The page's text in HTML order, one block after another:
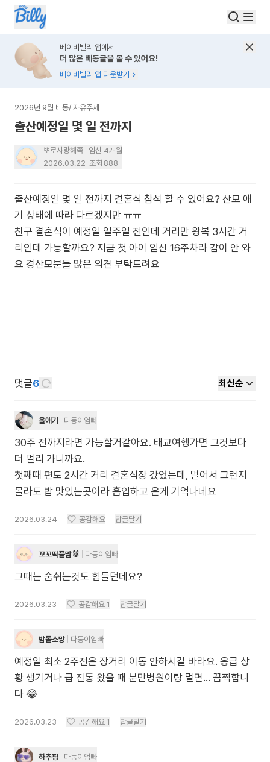
베이비빌리 앱에서
더 많은 베동글을 볼 수 있어요!
베이비빌리 앱 다운받기
2026년 9월 베동/ 자유주제
출산예정일 몇 일 전까지
뽀로사랑해쪽
임신 4개월
2026.03.22 조회 888
출산예정일 몇 일 전까지 결혼식 참석 할 수 있어요? 산모 애
기 상태에 따라 다르겠지만 ㅠㅠ
친구 결혼식이 예정일 일주일 전인데 거리만 왕복 3시간 거
리인데 가능할까요? 지금 첫 아이 임신 16주차라 감이 안 와
요 경산모분들 많은 의견 부탁드려요
댓글6 최신순
울애기 다둥이엄빠
30주 전까지라면 가능할거같아요. 태교여행가면 그것보다
더 멀리 가니까요.
첫째때 편도 2시간 거리 결혼식장 갔었는데, 멀어서 그런지
몰라도 밥 맛있는곳이라 흡입하고 온게 기억나네요
2026.03.24 공감해요 답글달기
꼬꼬딱풀맘🐰 다둥이엄빠
그때는 숨쉬는것도 힘들던데요?
2026.03.23 공감해요 1 답글달기
밤톨소망 다둥이엄빠
예정일 최소 2주전은 장거리 이동 안하시길 바라요. 응급 상
황 생기거나 급 진통 왔을 때 분만병원이랑 멀면... 끔찍합니
다 😂
2026.03.23 공감해요 1 답글달기
하추핑 다둥이엄빠